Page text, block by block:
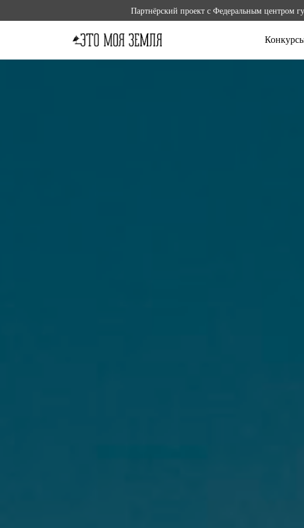
Партнёрский проект с Федеральным центром